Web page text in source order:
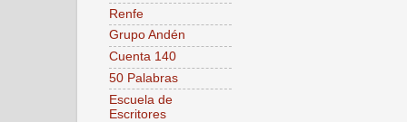
Renfe
Grupo Andén
Cuenta 140
50 Palabras
Escuela de
Escritores